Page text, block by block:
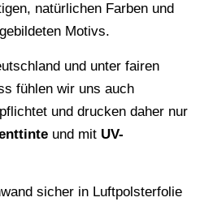
natürlichen Farben und
Motivs.
und unter fairen
fühlen wir uns auch
und drucken daher nur
und mit UV-
sicher in Luftpolsterfolie